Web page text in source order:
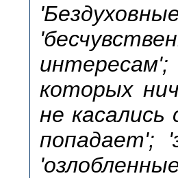
интересам';
которых
не
попадает';